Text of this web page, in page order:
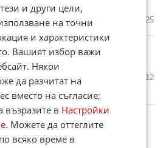
в 11:11 ч. 1 525
Global запази рейтинга на
на BB
1 012
среща сериозни проблеми
с индийското
и други цели,
на точни
и характеристики
Вашият избор важи
Някои
да разчитат на
вместо на съгласие;
възразите в Настройки
. Можете да оттеглите
всяко време в